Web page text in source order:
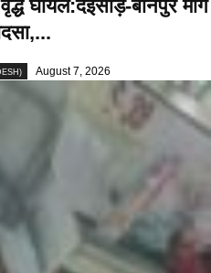
घायल:देईसांड़-बानपुर मार्ग
August 7, 2026